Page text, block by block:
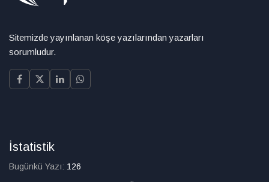
Sitemizde yayınlanan köşe yazılarından yazarları
sorumludur.
İstatistik
Bugünkü Yazı: 126